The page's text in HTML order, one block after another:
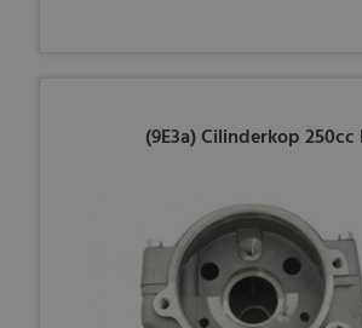
(9E3a) Cilinderkop 250cc